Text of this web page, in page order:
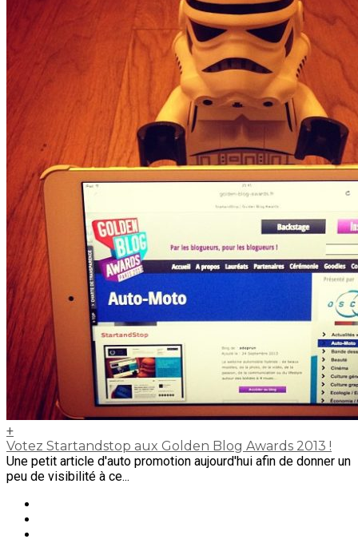
+
Votez Startandstop aux Golden Blog Awards 2013 !
Une petit article d'auto promotion aujourd'hui afin de donner un
peu de visibilité à ce...